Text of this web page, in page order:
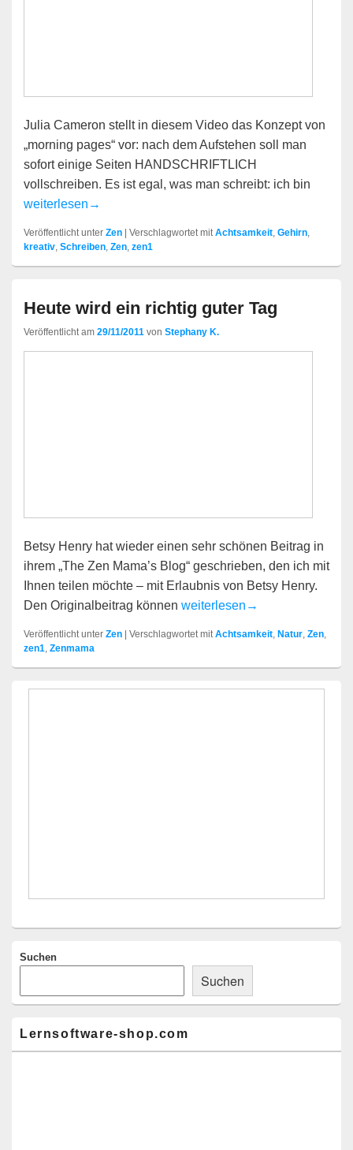
Julia Cameron stellt in diesem Video das Konzept von
„morning pages“ vor: nach dem Aufstehen soll man
sofort einige Seiten HANDSCHRIFTLICH
vollschreiben. Es ist egal, was man schreibt: ich bin
Morgens schreiben
weiterlesen →
Veröffentlicht unter Zen Verschlagwortet mit Achtsamkeit, Gehirn,
kreativ, Schreiben, Zen, zen1
Heute wird ein richtig guter Tag
Veröffentlicht am 29/11/2011 von Stephany K.
Betsy Henry hat wieder einen sehr schönen Beitrag in
ihrem „The Zen Mama’s Blog“ geschrieben, den ich mit
Ihnen teilen möchte – mit Erlaubnis von Betsy Henry.
Den Originalbeitrag können Heute wird ein richtig guter Tag
weiterlesen →
Veröffentlicht unter Zen | Verschlagwortet mit Achtsamkeit Natur Zen
zen1 Zenmama
Primärer
Suchen
Suchen
Lernsoftware-shop.com